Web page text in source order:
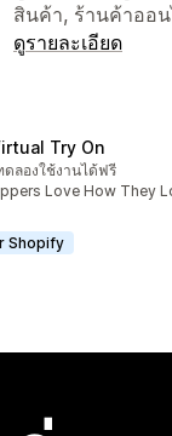
สินค้า, ร้านค้าออ
ดูรายละเอียด
Try On
ว
ดลองใช้งานได้ฟรี
Love How They
Shopify